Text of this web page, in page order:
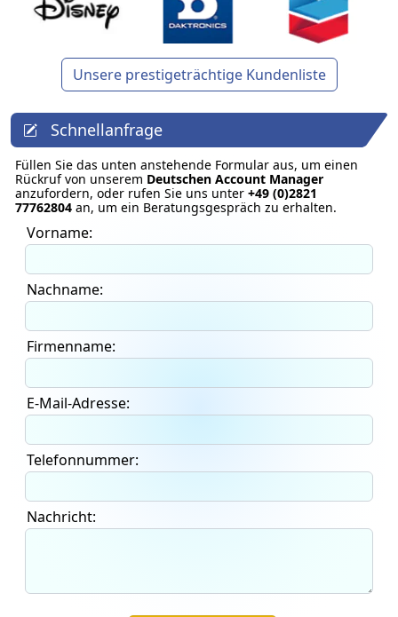
Unsere prestigeträchtige Kundenliste
Schnellanfrage
Füllen Sie das unten anstehende Formular aus, um einen
Rückruf von unserem Deutschen Account Manager
anzufordern, oder rufen Sie uns unter +49 (0)2821
77762804 an, um ein Beratungsgespräch zu erhalten.
Vorname:
Nachname:
Firmenname:
E-Mail-Adresse:
Telefonnummer:
Nachricht: